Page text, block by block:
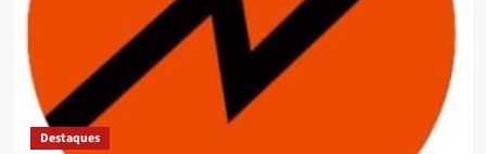
Destaques